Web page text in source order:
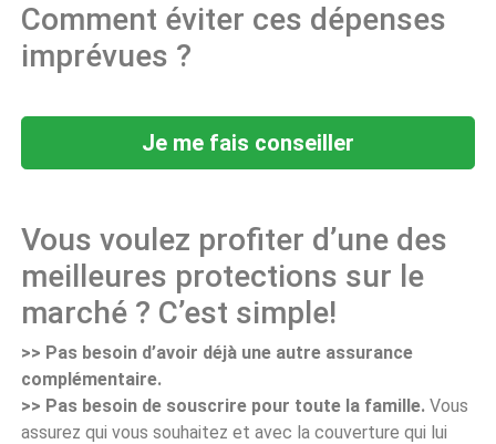
Comment éviter ces dépenses
imprévues ?
Je me fais conseiller
Vous voulez profiter d’une des
meilleures protections sur le
marché ? C’est simple!
>> Pas besoin d’avoir déjà une autre assurance
complémentaire.
>> Pas besoin de souscrire pour toute la famille. Vous
assurez qui vous souhaitez et avec la couverture qui lui